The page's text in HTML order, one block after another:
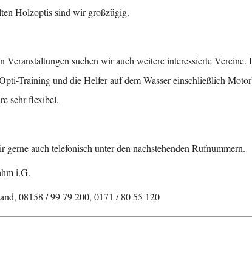
Holzoptis sind wir großzügig.
Veranstaltungen suchen wir auch weitere interessierte
Training und die Helfer auf dem Wasser einschließlich
sehr flexibel.
auch telefonisch unter den nachstehenden Rufnummern.
i.G.
08158 / 99 79 200, 0171 / 80 55 120